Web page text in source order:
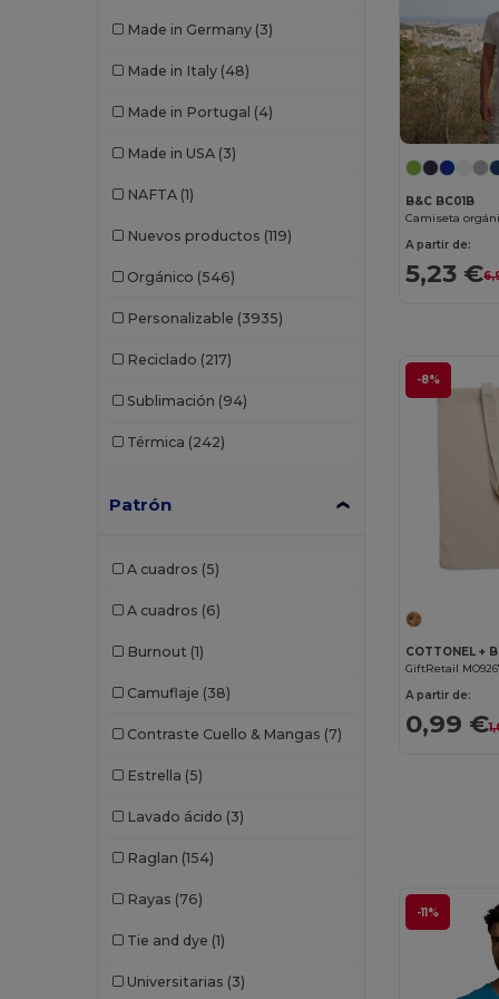
Cherokee
Made in Germany (3)
Made in Italy (48)
Made in Portugal (4)
Made in USA (3)
NAFTA (1)
Nuevos productos (119)
Orgánico (546)
Personalizable (3935)
Reciclado (217)
Sublimación (94)
Térmica (242)
Patrón
A cuadros (5)
A cuadros (6)
Burnout (1)
Camuflaje (38)
Contraste Cuello & Mangas (7)
Estrella (5)
Lavado ácido (3)
Raglan (154)
Rayas (76)
Tie and dye (1)
Universitarias (3)
B&C BC01B
A partir de:
5,23 €
-8%
GiftRetail
A partir de:
0,99 €
-11%